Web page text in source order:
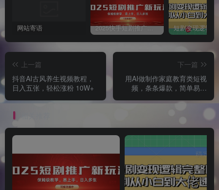
网站寄语 2025快手短剧推广新玩法，保姆级教学，日入多张，可矩阵操作
上一篇
抖音AI古风养生视频教程，
日入五张，轻松涨粉 10W+
下一篇
用AI做制作家庭教育类短视
频，条条爆款，简单易上